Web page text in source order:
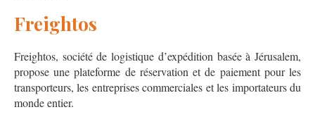
Freightos
Freightos, société de logistique d’expédition basée à Jérusalem,
propose une plateforme de réservation et de paiement pour les
transporteurs, les entreprises commerciales et les importateurs du
monde entier.